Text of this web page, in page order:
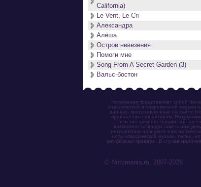
California)
Le Vent, Le Cri
Александра
Алёша
Остров невезения
Помоги мне
Song From A Secret Garden (3)
Вальс-бостон
Нотомания представляет собой
классической и современной музыки
данные, представленные на сайте
принадлежат их авторам.
текстов администрация сайта
возможность предоставить нам
немедленно напишите нам на
ноты классической музыки, песен,
авторскими правами. В случае
© Notomania.ru, 2007-2026